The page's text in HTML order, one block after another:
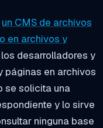
un CMS de archivos
en archivos y
desarrolladores y
páginas en archivos
se solicita una
y lo sirve
ninguna base